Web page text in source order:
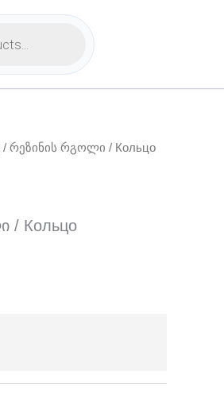
/ რეზინის რგოლი / Кольцо
/ Кольцо